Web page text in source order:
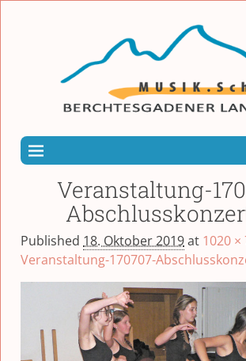
Veranstaltung-
Published 18. Oktober 2019at 1020 ×
Veranstaltung-170707-